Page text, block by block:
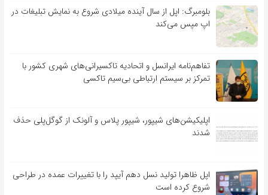
بلومبرگ: اپل از سال آینده میلادی شروع به نمایش تبلیغات در
اپ مپس می‌کند
تفاهم‌نامه‌ ایرانسل و اتحادیه تاکسیرانی‌های شهری کشور با
تمرکز بر سیستم ارتباطی بی‌سیم تاکسی
اپلیکیشن‌های شیپور، شیپور پلاس و آلونک از گوگل‌پلی حذف
شدند
اپل ظاهرا تولید نسل دهم آیپد را با تغییرات عمده در طراحی
شروع کرده است